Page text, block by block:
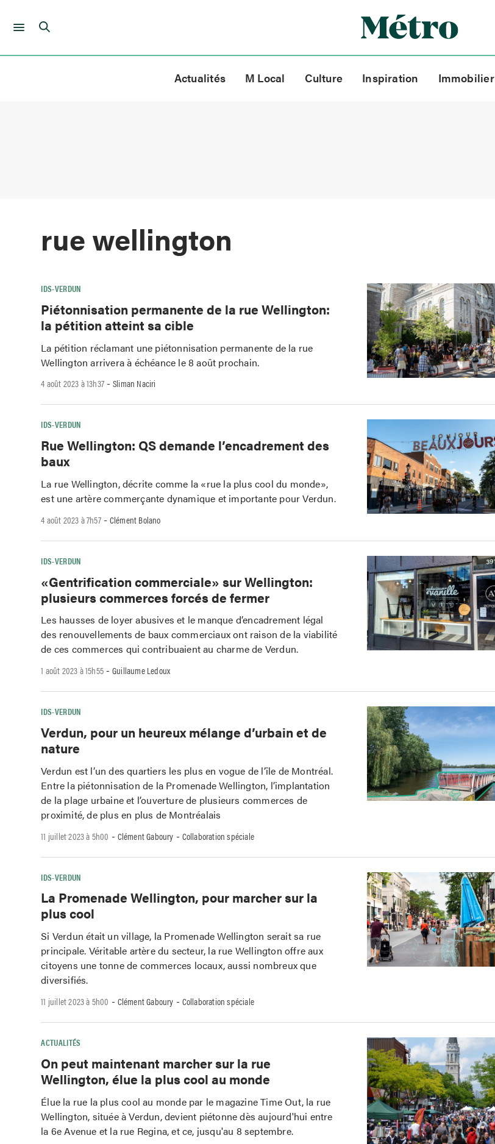
Skip
Actualités M Local Culture Inspiration Immobilier
rue wellington
IDS-VERDUN
Piétonnisation permanente de la rue Wellington:
la pétition atteint sa cible
La pétition réclamant une piétonnisation permanente de la rue
Wellington arrivera à échéance le 8 août prochain.
4 août 2023 à 13h37 -Sliman Naciri
IDS-VERDUN
Rue Wellington: QS demande l’encadrement des
baux
La rue Wellington, décrite comme la «rue la plus cool du monde»,
est une artère commerçante dynamique et importante pour Verdun.
4 août 2023 à 7h57-Clément Bolano
IDS-VERDUN
«Gentrification commerciale» sur Wellington:
plusieurs commerces forcés de fermer
Les hausses de loyer abusives et le manque d’encadrement légal
des renouvellements de baux commerciaux ont raison de la viabilité
de ces commerces qui contribuaient au charme de Verdun.
1 août 2023 à 15h55 -Guillaume Ledoux
IDS-VERDUN
Verdun, pour un heureux mélange d’urbain et de
nature
Verdun est l’un des quartiers les plus en vogue de l’île de Montréal.
Entre la piétonnisation de la Promenade Wellington, l’implantation
de la plage urbaine et l’ouverture de plusieurs commerces de
proximité, de plus en plus de Montréalais
11 juillet 2023 à 5h00 -Clément Gaboury -Collaboration spéciale
IDS-VERDUN
La Promenade Wellington, pour marcher sur la
plus cool
Si Verdun était un village, la Promenade Wellington serait sa rue
principale. Véritable artère du secteur, la rue Wellington offre aux
citoyens une tonne de commerces locaux, aussi nombreux que
diversifiés.
11 juillet 2023 à 5h00 -Clément Gaboury -Collaboration spéciale
ACTUALITÉS
On peut maintenant marcher sur la rue
Wellington, élue la plus cool au monde
Élue la rue la plus cool au monde par le magazine Time Out, la rue
Wellington, située à Verdun, devient piétonne dès aujourd'hui entre
la 6e Avenue et la rue Regina, et ce, jusqu'au 8 septembre.